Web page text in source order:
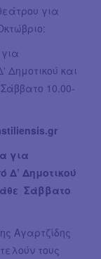
για
και
10.00-
για
Δ’ Δημοτικού
Σάββατο
Αγαρτζίδης
τους